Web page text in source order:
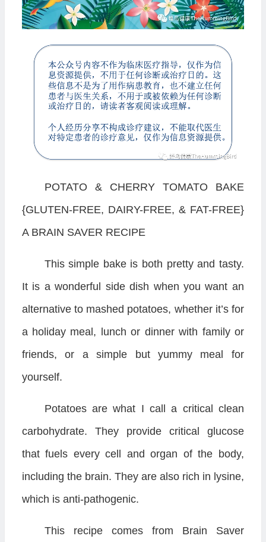
POTATO & CHERRY TOMATO BAKE
{GLUTEN-FREE, DAIRY-FREE, & FAT-FREE}
A BRAIN SAVER RECIPE
This simple bake is both pretty and tasty.
It is a wonderful side dish when you want an
alternative to mashed potatoes, whether it’s for
a holiday meal, lunch or dinner with family or
friends, or a simple but yummy meal for
yourself.
Potatoes are what I call a critical clean
carbohydrate. They provide critical glucose
that fuels every cell and organ of the body,
including the brain. They are also rich in lysine,
which is anti-pathogenic.
This recipe comes from Brain Saver